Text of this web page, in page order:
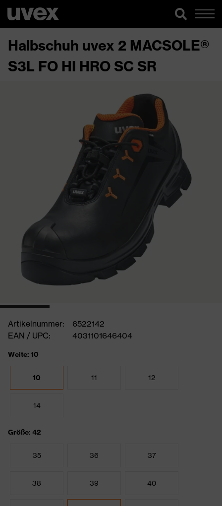
Halbschuh uvex 2 MACSOLE®
S3L FO HI HRO SC SR
Artikelnummer:
6522142
EAN / UPC:
4031101646404
Weite: 10
10 11 12
14
Größe: 42
35 36 37
38 39 40